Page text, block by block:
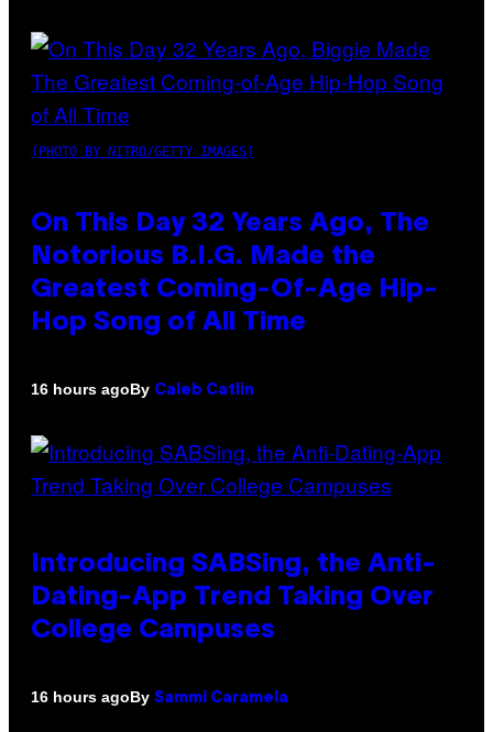
(PHOTO BY NITRO/GETTY IMAGES)
On This Day 32 Years Ago, The
Notorious B.I.G. Made the
Greatest Coming-Of-Age Hip-
Hop Song of All Time
16 hours agoBy Caleb Catlin
Introducing SABSing, the Anti-
Dating-App Trend Taking Over
College Campuses
16 hours agoBy Sammi Caramela